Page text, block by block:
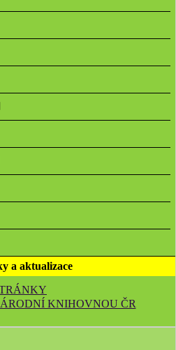
a aktualizace
KNIHOVNOU ČR